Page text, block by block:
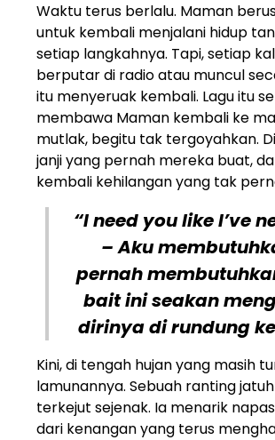
Waktu terus berlalu. Maman
untuk kembali menjalani hidup
setiap langkahnya. Tapi, setiap
berputar di radio atau muncul
itu menyeruak kembali. Lagu itu
membawa Maman kembali ke
mutlak, begitu tak tergoyahkan.
janji yang pernah mereka buat,
kembali kehilangan yang tak
“I need you like I’ve
– Aku
pernah
bait ini seakan
dirinya di rundung
Kini, di tengah hujan yang masih
lamunannya. Sebuah ranting
terkejut sejenak. Ia menarik
dari kenangan yang terus